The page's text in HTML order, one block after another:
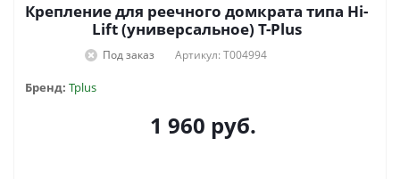
Крепление для реечного домкрата типа Hi-
Lift (универсальное) T-Plus
Под заказ Артикул: T004994
Бренд: Tplus
1 960 руб.